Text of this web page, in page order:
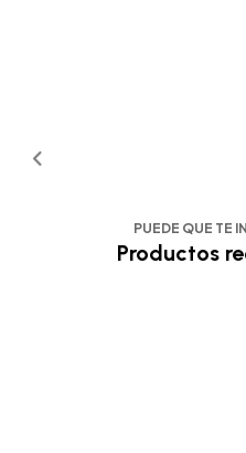
PUEDE QUE TE
Productos